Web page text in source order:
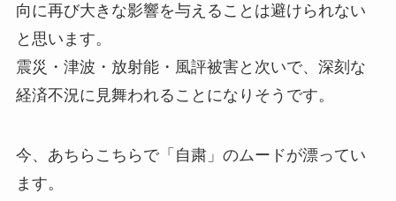
向に再び大きな影響を与えることは避けられない
と思います。
震災・津波・放射能・風評被害と次いで、深刻な
経済不況に見舞われることになりそうです。
今、あちらこちらで「自粛」のムードが漂ってい
ます。